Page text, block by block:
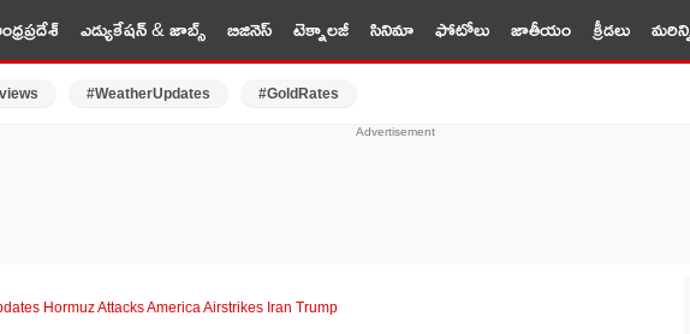
ఎడ్యుకేషన్ & జాబ్స్ బిజినెస్ టెక్నాలజీ సినిమా ఫోటోలు జాతీయం క్రీడలు మరిన్ని
#WeatherUpdates #GoldRates
Hormuz Attacks America Airstrikes Iran Trump